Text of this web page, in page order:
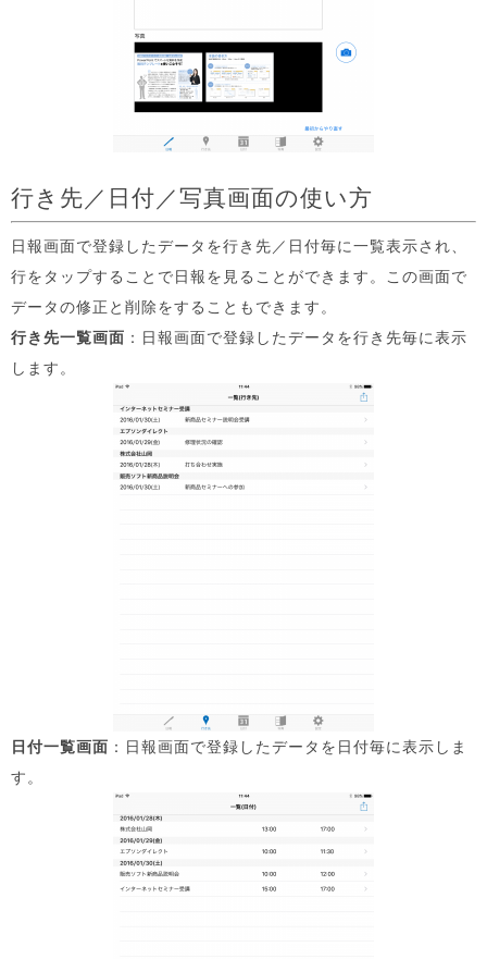
行き先／日付／写真画面の使い方
日報画面で登録したデータを行き先／日付毎に一覧表示され、
行をタップすることで日報を見ることができます。この画面で
データの修正と削除をすることもできます。
行き先一覧画面 ：日報画面で登録したデータを行き先毎に表示
します。
日付一覧画面 ：日報画面で登録したデータを日付毎に表示しま
す。